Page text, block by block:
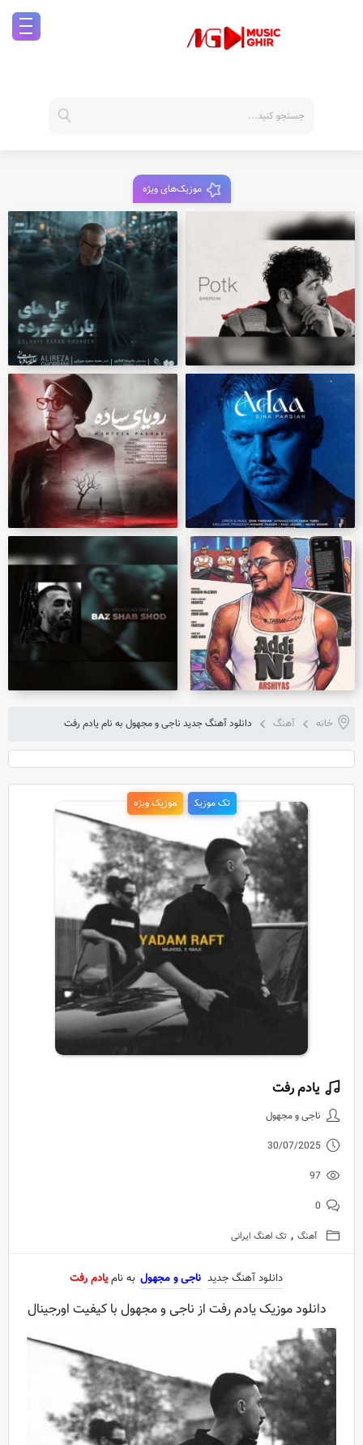
موزیک‌های ویژه
خانه آهنگ دانلود آهنگ جدید ناجی و مجهول به نام یادم رفت
تک موزیک موزیک ویژه
دانلود آهنگ جدید ناجی و مجهول
یادم رفت
ناجی و مجهول
30/07/2025
97
0
آهنگ , تک اهنگ ایرانی
دانلود آهنگ جدید ناجی و مجهول به نامیادم رفت
دانلود موزیک یادم رفت از ناجی و مجهول با کیفیت اورجینال